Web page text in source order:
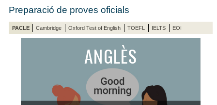
Preparació de proves oficials
PACLE Cambridge Oxford Test of English TOEFL IELTS EOI
ANGLÈS